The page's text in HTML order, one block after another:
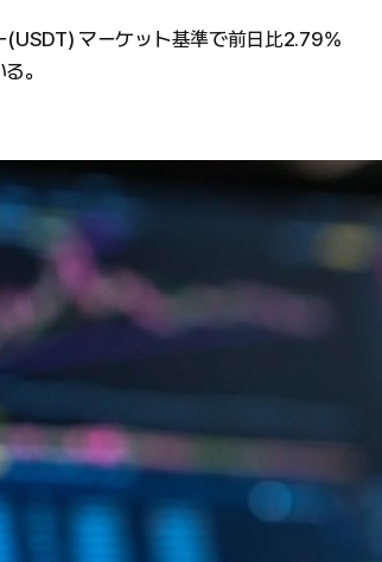
マーケット基準で前日比2.79%
。